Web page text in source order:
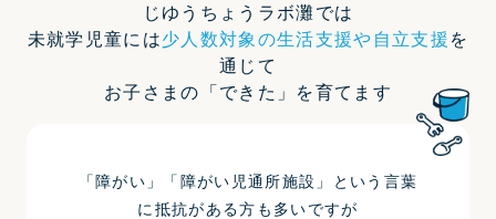
じゆうちょうラボ灘では
未就学児童には少人数対象の生活支援や自立支援 を
通じて
お子さまの「できた」を育てます
「障がい」「障がい児通所施設」という言葉
に抵抗がある方も多いですが